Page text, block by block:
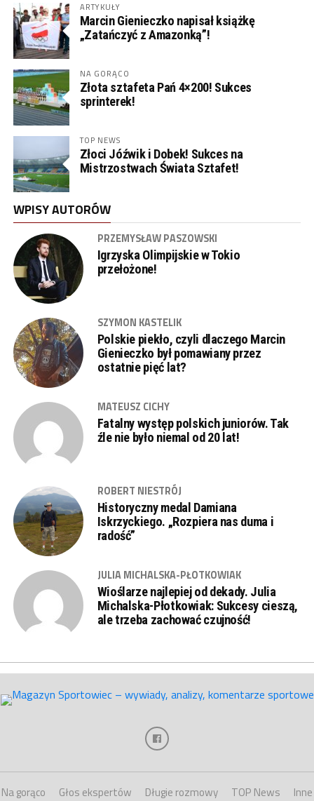
ARTYKUŁY
Marcin Gienieczko napisał książkę
„Zatańczyć z Amazonką”!
NA GORĄCO
Złota sztafeta Pań 4×200! Sukces
sprinterek!
TOP NEWS
Złoci Jóźwik i Dobek! Sukces na
Mistrzostwach Świata Sztafet!
WPISY AUTORÓW
PRZEMYSŁAW PASZOWSKI
Igrzyska Olimpijskie w Tokio
przełożone!
SZYMON KASTELIK
Polskie piekło, czyli dlaczego Marcin
Gienieczko był pomawiany przez
ostatnie pięć lat?
MATEUSZ CICHY
Fatalny występ polskich juniorów. Tak
źle nie było niemal od 20 lat!
ROBERT NIESTRÓJ
Historyczny medal Damiana
Iskrzyckiego. „Rozpiera nas duma i
radość”
JULIA MICHALSKA-PŁOTKOWIAK
Wioślarze najlepiej od dekady. Julia
Michalska-Płotkowiak: Sukcesy cieszą,
ale trzeba zachować czujność!
Na gorąco Głos ekspertów Długie rozmowy TOP News Inne